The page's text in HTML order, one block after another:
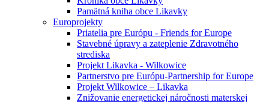
Pamätná kniha obce Likavky
Europrojekty
Priatelia pre Európu - Friends for Europe
Stavebné úpravy a zateplenie Zdravotného
strediska
Projekt Likavka - Wilkowice
Partnerstvo pre Európu-Partnership for Europe
Projekt Wilkowice – Likavka
Znižovanie energetickej náročnosti materskej